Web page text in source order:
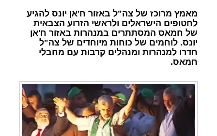
מאמץ מרוכז של צה"ל באזור ח'אן יונס להגיע
לחטופים הישראלים ולראשי הזרוע הצבאית
של חמאס המסתתרים במנהרות באזור ח'אן
יונס. לוחמים של כוחות מיוחדים של צה"ל
חדרו למנהרות ומנהלים קרבות עם מחבלי
חמאס.